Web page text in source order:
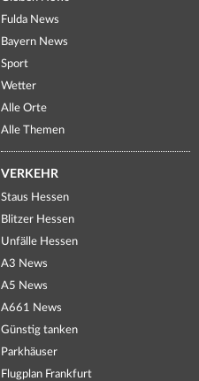
Fulda News
Bayern News
Sport
Wetter
Alle Orte
Alle Themen
VERKEHR
Staus Hessen
Blitzer Hessen
Unfälle Hessen
A3 News
A5 News
A661 News
Günstig tanken
Parkhäuser
Flugplan Frankfurt